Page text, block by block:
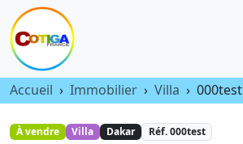
Vente Villa à Dakar
Accueil Immobilier Villa 000test
À vendre Villa Dakar Réf. 000test